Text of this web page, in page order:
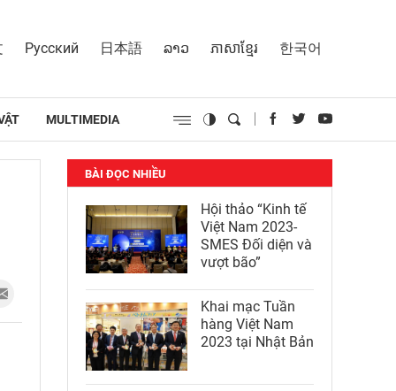
Русский 日本語 ລາວ ភាសាខ្មែរ 한국어
MULTIMEDIA
BÀI ĐỌC NHIỀU
Hội thảo “Kinh tế
Việt Nam 2023-
SMES Đối diện và
vượt bão”
Khai mạc Tuần
hàng Việt Nam
2023 tại Nhật Bản